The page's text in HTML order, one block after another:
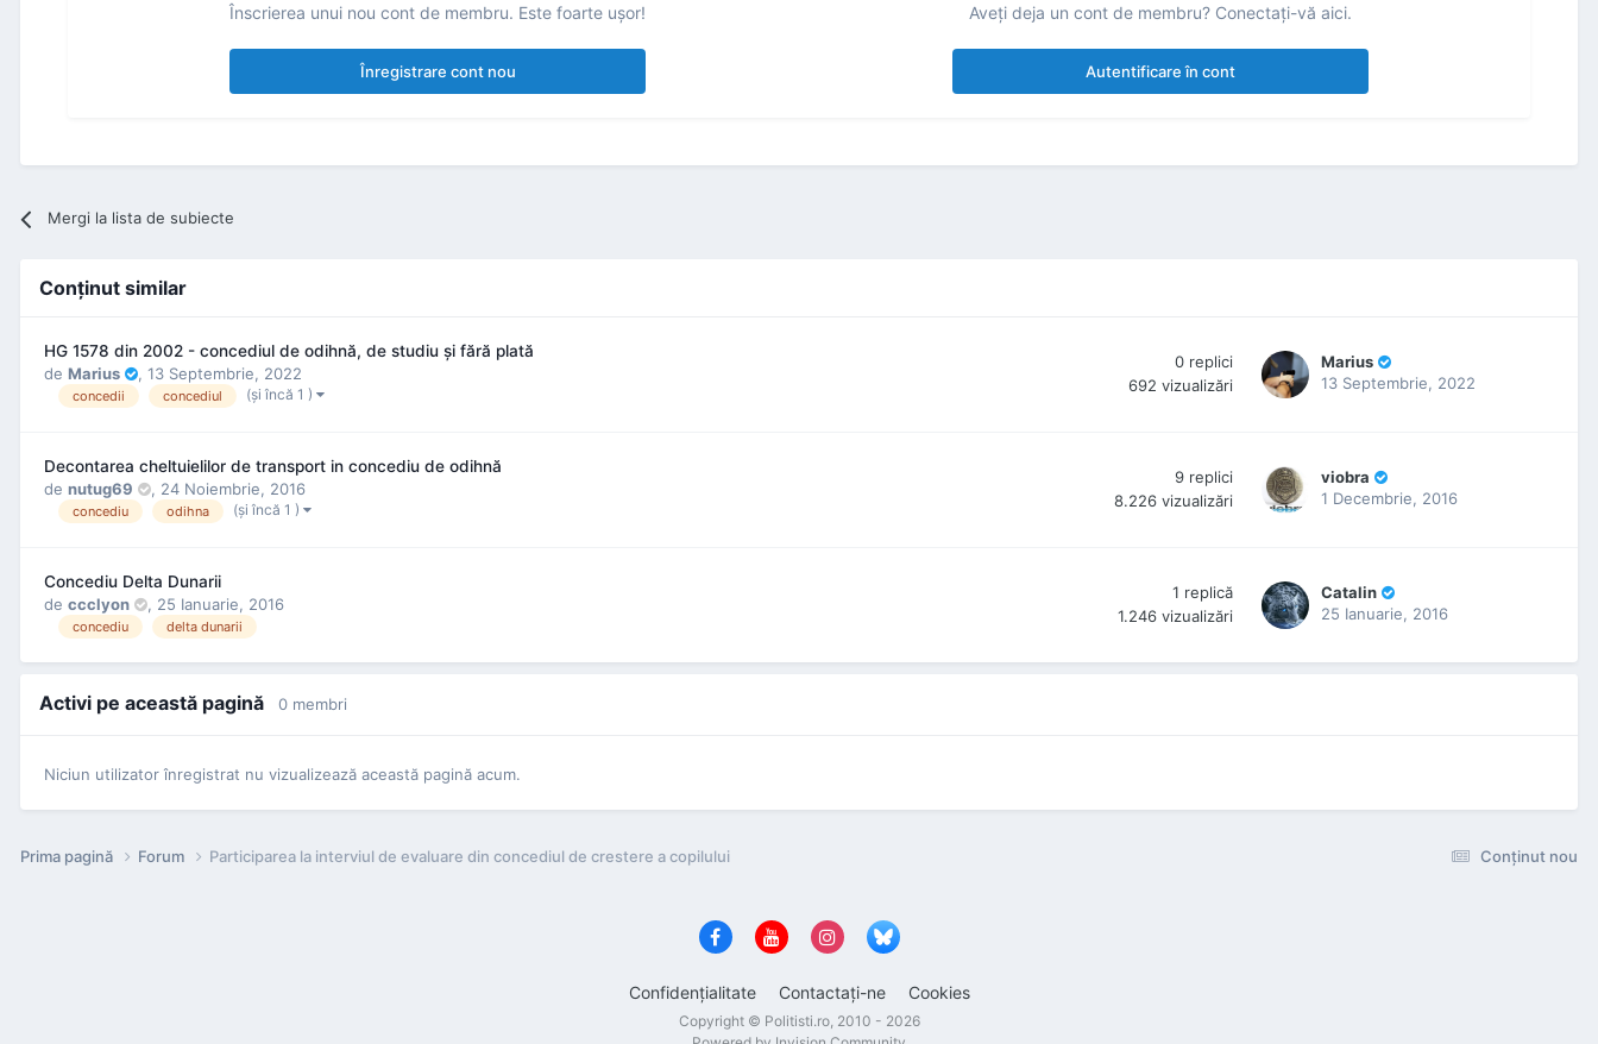
Înscrierea unui nou cont de membru. Este foarte uşor!
Înregistrare cont nou
Aveţi deja un cont de membru? Conectaţi-vă aici.
Autentificare în cont
Mergi la lista de subiecte
Conţinut similar
HG 1578 din 2002 - concediul de odihnă, de studiu şi fără plată
de Marius , 13 Septembrie, 2022
concedii concediul (şi încă 1 )
0 replici
692 vizualizări
Marius
13 Septembrie, 2022
Decontarea cheltuielilor de transport in concediu de odihnă
de nutug69 , 24 Noiembrie, 2016
concediu odihna (şi încă 1 )
9 replici
8.226 vizualizări
viobra
1 Decembrie, 2016
Concediu Delta Dunarii
de ccclyon , 25 Ianuarie, 2016
concediu delta dunarii
1 replică
1.246 vizualizări
Catalin
25 Ianuarie, 2016
Activi pe această pagină 0 membri
Niciun utilizator înregistrat nu vizualizează această pagină acum.
Conţinut nou
Prima pagină Forum Participarea la interviul de evaluare din concediul de crestere a copilului
Confidenţialitate Contactaţi-ne Cookies
Copyright © Politisti.ro, 2010 - 2026